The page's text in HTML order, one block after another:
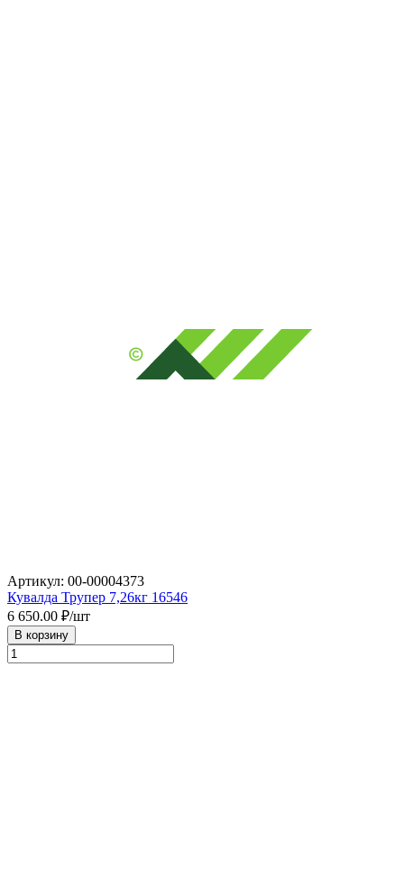
Артикул: 00-00004373
Кувалда Трупер 7,26кг 16546
6 650.00 ₽/шт
В корзину